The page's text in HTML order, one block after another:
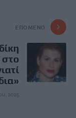
ΕΠΌΜΕΝΟ
2025